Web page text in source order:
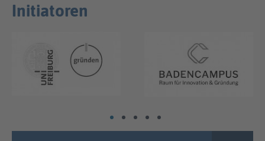
Initiatoren